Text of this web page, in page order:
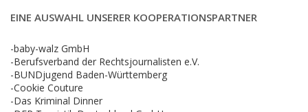
EINE AUSWAHL UNSERER KOOPERATIONSPARTNER
-baby-walz GmbH
-Berufsverband der Rechtsjournalisten e.V.
-BUNDjugend Baden-Württemberg
-Cookie Couture
-Das Kriminal Dinner